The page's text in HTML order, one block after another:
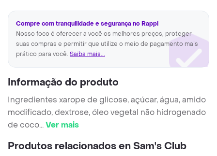
Compre com tranquilidade e segurança no Rappi
Nosso foco é oferecer a você os melhores preços, proteger
suas compras e permitir que utilize o meio de pagamento mais
prático para você. Saiba mais...
Informação do produto
Ingredientes xarope de glicose, açúcar, água, amido
modificado, dextrose, óleo vegetal não hidrogenado
de coco...Ver mais
Produtos relacionados en Sam's Club